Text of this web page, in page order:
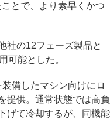
とで、より素早くかつ
社の12フェーズ製品と
可能とした。
備したマシン向けにロ
提供。通常状態では高負
げて冷却するが、同機能